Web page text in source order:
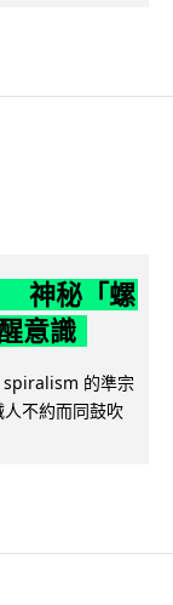
神秘「螺
意識
spiralism 的準宗
不約而同鼓吹